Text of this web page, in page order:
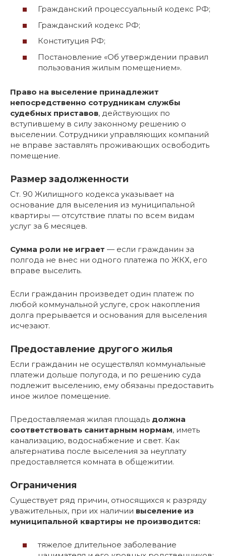
Гражданский процессуальный кодекс РФ;
Гражданский кодекс РФ;
Конституция РФ;
Постановление «Об утверждении правил
пользования жилым помещением».
Право на выселение принадлежит
непосредственно сотрудникам службы
судебных приставов, действующих по
вступившему в силу законному решению о
выселении. Сотрудники управляющих компаний
не вправе заставлять проживающих освободить
помещение.
Размер задолженности
Ст. 90 Жилищного кодекса указывает на
основание для выселения из муниципальной
квартиры — отсутствие платы по всем видам
услуг за 6 месяцев.
Сумма роли не играет — если гражданин за
полгода не внес ни одного платежа по ЖКХ, его
вправе выселить.
Если гражданин произведет один платеж по
любой коммунальной услуге, срок накопления
долга прерывается и основания для выселения
исчезают.
Предоставление другого жилья
Если гражданин не осуществлял коммунальные
платежи дольше полугода, и по решению суда
подлежит выселению, ему обязаны предоставить
иное жилое помещение.
Предоставляемая жилая площадь должна
соответствовать санитарным нормам, иметь
канализацию, водоснабжение и свет. Как
альтернатива после выселения за неуплату
предоставляется комната в общежитии.
Ограничения
Существует ряд причин, относящихся к разряду
уважительных, при их наличии выселение из
муниципальной квартиры не производится:
тяжелое длительное заболевание